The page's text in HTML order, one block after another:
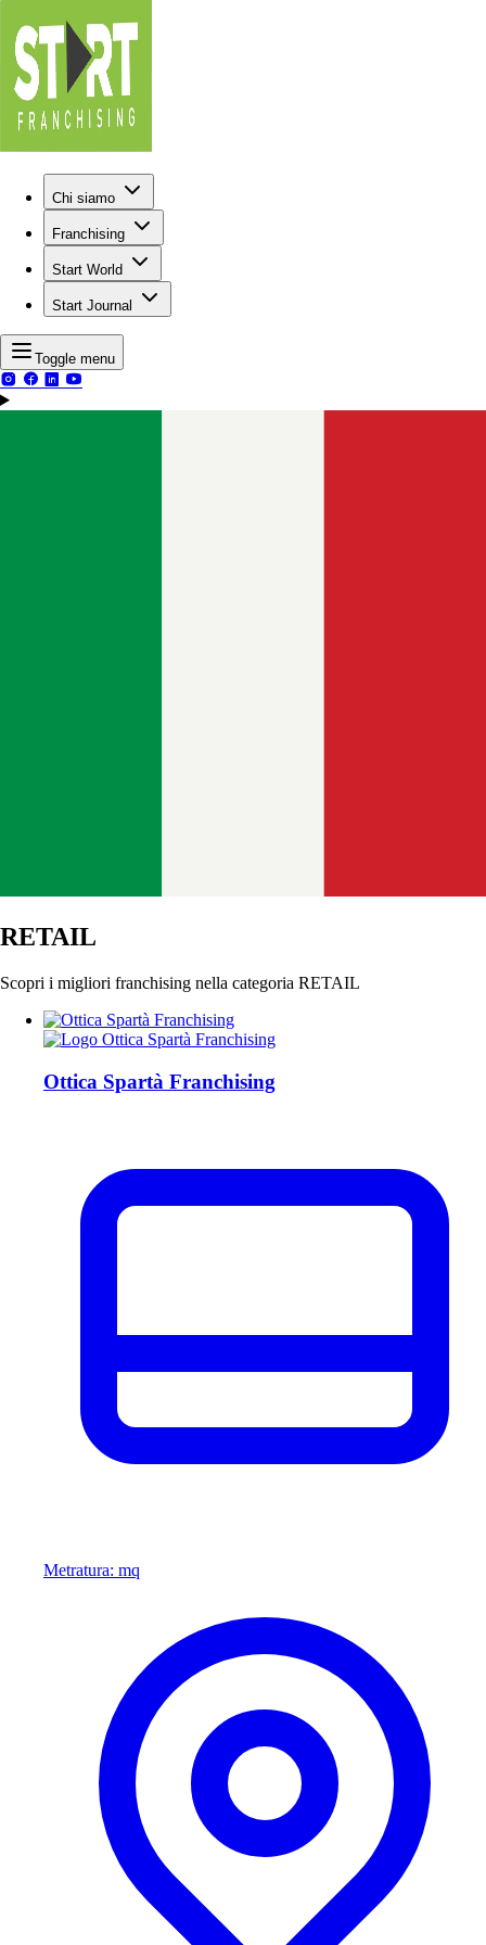
Chi siamo
Franchising
Start World
Start Journal
Toggle menu
RETAIL
Scopri i migliori franchising nella categoria RETAIL
Ottica Spartà Franchising
Metratura: mq